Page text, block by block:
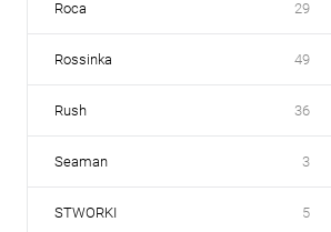
Roca 29
Rossinka 49
Rush 36
Seaman 3
STWORKI 5